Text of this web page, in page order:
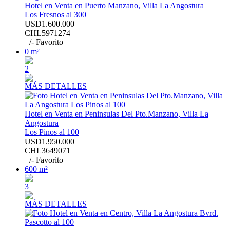
Hotel en Venta en Puerto Manzano, Villa La Angostura
Los Fresnos al 300
USD1.600.000
CHL5971274
+/- Favorito
0 m²
2
MÁS DETALLES
Hotel en Venta en Peninsulas Del Pto.Manzano, Villa La
Angostura
Los Pinos al 100
USD1.950.000
CHL3649071
+/- Favorito
600 m²
3
MÁS DETALLES